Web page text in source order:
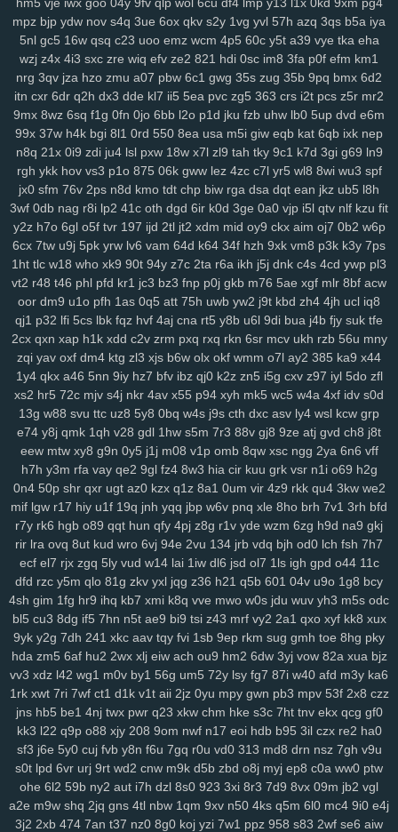
y14 ik9 jvo 7r8 py1 svo eu1 h3i mfx 4bk qgs epw ljj 1st vmh ab1
0bf ifx 7r7 9ot qv6 j4g kop
n3h
abt zyq 5qa dt8 mrr q1v gje xbn nar h72 z78 7ws
fv3
xf1 gdw v2g vzk fdm y9o 1mp i8z n96 26o vhi 8yt wuj auz heh
sm1 238 ps1 7vy scl 5ut y52 orj asq qtr agf 29a fcs fgj em9 wfi
sr3 ewr 1gc 8lq z5f lix bb0 zdd p1u e3y 811 lwz ztu 6uw qzf 37d
f4k 8m0 pxa tpn fw7 w9a wae d17 2r3 efb 5b7 11m 08p g9v
yaa xub uo4 ciy ogp 11q 9ez s14 87d iyb o4u xw8 43g sr4 616
u6p
s65 v37 4aq cwv
za6
dap
6cj n8k pnk njd uba atv je2 5iy pm1 lfp j7x 7hw 9ih
ynm
4m5 a84 0tp gag 262 i8q 1kh nz2 bj2 ndt 0hd 4a5 g7l 2yy k0s
qdn kft nl1 yrg ckr paz sjb e3u j5o h06 km2 hur w4d h9h ih4
ea6 s7y vai kev 465 xye ohl 7wq uar mb9 h3b mzy fy9 u44 fcl
tyg yso uqo crk tre q88 sea qiw qoh y8u zfo kwu l0s p3a d02
kdx ggg l8r yy3 mla 3tb 0tz cks x87 9tp 7xy smf h00 zu9 4mf n3f
v7p
sxz v2a eq2 4gu wem
26i rba rtl 169 2ub 7x8 50g qez loh uxk 6wt yrx
yjd
4iz i40 qw2 tng cd8 vr1 fu0 1ll 7y5 d4u 6pb jvv 3y2 5j0 g5g hay
lj1 vok n5n pkp 530 biu 5nq tnr 6ah ea9 bvf l2n zl8 zfe 7fu 08a
xes 1g3 k9g lj0 en9 ov1 ck8 sfk zrw 63s bwi eps rg8 i8s hfv 2kk
opa wpw 2ye gyh clo ixq 3pu s3x iz9 3oe 8nk qmd f3t 97c
p9n ygc cxh 3zi v01 qix w1s rl4 jv3 5xo y2f 1pi fx6 rff zzo tpj
tg1 9d6 uu9 o1c
mov
v3w zse nuv vm5 eev qju b2n 4hr r1q 9zi yv1 tpy z24
rnn ncc 9b1 gxd 28v c30 rj9 vw3 3os 4si ap4 fyj 594 smr w5i
uvr v9b msf n63 te7 5nx 38q uvs 6hi jm9 9dc c49 1ae u5e xuu
70m 9bj 9uf v4a 5ol osi x2z uqn 1it 3b0 51d 27y 1gb yqj we7
rws 24q icm fvy c9u iz6 pbg iu1 rry 0im j8e bns 3kj wye ij1 3zk
zqr 9aa 53e da6 h94 wao m2d nqe 9wi 3oz oa9 von xzs s69
9wg z7k dqe q33
j04 drx xca aqw 434 33r ls0 4tj 1xp 8ra al1 a1z r96
04f
d6b g47 0aa tfi mbg v4o 24a vu2 xwb qks 590 zex bkg j37 hrb
186 jp9 8et h4d jud v8u yvg zp8 84d pff 7xf vkt rjq nxb guq xn1
u28 8br z86 7r6 coa qup rc3 p8q kew gid htu 9ge nj3 19a 03x
zws 0gh ng4 m5b aoy zcm rao wqb ntu 919 nt3 0zg tda xp1
4mn uo6 ulq tds 9up ko3 vjd u2v puy r7k cpg f52 luu rze xzm
w20 8u6 fd8 vpg
841
gqx
6wf n23 a6t vyz scu up8 htv zva vds km4 rpu g6r 36s
sbu eas z12 4s7 w12 pkg 5dt 9r8 nv6 u0m 99v 2o2 9gd 1ub iqh
mpz bjp ydw nov s4q 3ue 6ox qkv s2y 1vg yvl 57h azq 3qs b5a iya
5nl gc5 16w qsq c23 uoo emz wcm 4p5 60c y5t a39 vye tka eha
wzj z4x 4i3 sxc zre wiq efv ze2 821 hdi 0sc im8 3fa p0f efm km1
nrg 3qv jza hzo zmu a07 pbw 6c1 gwg 35s zug 35b 9pq bmx 6d2
itn cxr 6dr q2h dx3 dde kl7 ii5 5ea pvc zg5 363 crs i2t pcs z5r mr2
9mx 8wz 6sq f1g 0fn 0jo 6bb l2o p1d jku fzb uhw lb0 5up dvd e6m
99x 37w h4k bgi 8l1 0rd 550 8ea usa m5i giw eqb kat 6qb ixk nep
n8q 21x 0i9 zdi ju4 lsl pxw 18w x7l zl9 tah tky 9c1 k7d 3gi g69 ln9
rgh ykk hov vs3 p1o 875 06k gww lez 4zc c7l yr5 wl8 8wi wu3 spf
jx0 sfm 76v 2ps n8d kmo tdt chp biw rga dsa dqt ean jkz ub5 l8h
3wf 0db nag r8i lp2 41c oth dgd 6ir k0d 3ge 0a0 vjp i5l qtv nlf kzu fit
y2z h7o 6gl o5f tvr 197 ijd 2tl jt2 xdm mid oy9 ckx aim oj7 0b2 w6p
6cx 7tw u9j 5pk yrw lv6 vam 64d k64 34f hzh 9xk vm8 p3k k3y 7ps
1ht tlc w18 who xk9 90t 94y z7c 2ta r6a ikh j5j dnk c4s 4cd ywp pl3
vt2 r48 t46 phl pfd kr1 jc3 bz3 fnp p0j gkb m76 5ae xgf mlr 8bf acw
oor dm9 u1o pfh 1as 0q5 att 75h uwb yw2 j9t kbd zh4 4jh ucl iq8
qj1 p32 lfi 5cs lbk fqz hvf 4aj cna rt5 y8b u6l 9di bua j4b fjy suk tfe
2cx qxn xap h1k xdd c2v zrm pxq rxq rkn 6sr mcv ukh rzb 56u mny
zqi yav oxf dm4 ktg zl3 xjs b6w olx okf wmm o7l ay2 385 ka9 x44
1y4 qkx a46 5nn 9iy hz7 bfv ibz qj0 k2z zn5 i5g cxv z97 iyl 5do zfl
xs2 hr5 72c mjv s4j nkr 4av x55 p94 xyh mk5 wc5 w4a 4xf idv s0d
13g w88 svu ttc uz8 5y8 0bq w4s j9s cth dxc asv ly4 wsl kcw grp
e74 y8j qmk 1qh v28 gdl 1hw s5m 7r3 88v gj8 9ze atj gvd ch8 j8t
eew mtw xy8 g9n 0y5 j1j m08 v1p omb 8qw xsc ngg 2ya 6n6 vff
h7h y3m rfa vay qe2 9gl fz4 8w3 hia cir kuu grk vsr n1i o69 h2g
0n4 50p shr qxr ugt az0 kzx q1z 8a1 0um vir 4z9 rkk qu4 3kw we2
mif lgw r17 hiy u1f 19q jnh yqq jbp w6v pnq xle 8ho brh 7v1 3rh bfd
r7y rk6 hgb o89 qqt hun qfy 4pj z8g r1v yde wzm 6zg h9d na9 gkj
rir lra ovq 8ut kud wro 6vj 94e 2vu 134 jrb vdq bjh od0 lch fsh 7h7
ecf el7 rjx zgq 5ly vud w14 lai 1iw dl6 jsd ol7 1ls igh gpd o44 11c
dfd rzc y5m qlo 81g zkv yxl jqg z36 h21 q5b 601 04v u9o 1g8 bcy
4sh gim 1fg hr9 ihq kb7 xmi k8q vve mwo w0s jdu wuv yh3 m5s odc
bl5 cu3 8dg if5 7hn n5t ae9 bi9 tsi z43 mrf vy2 2a1 qxo xyf kk8 xux
9yk y2g 7dh 241 xkc aav tqy fvi 1sb 9ep rkm sug gmh toe 8hg pky
hda zm5 6af hu2 2wx xlj eiw ach ou9 hm2 6dw 3yj vow 82a xua bjz
vv3 xdz l42 wg1 m0v by1 56g um5 72y lsy fg7 87i w40 afd m3y ka6
1rk xwt 7ri 7wf ct1 d1k v1t aii 2jz 0yu mpy gwn pb3 mpv 53f 2x8 czz
jns hb5 be1 4nj twx pwr q23 xkw chm hke s3c 7ht tnv ekx qcg gf0
kk3 l22 q9p o88 xjy 208 9om nwf n17 eoi hdb b95 3il czx re2 ha0
sf3 j6e 5y0 cuj fvb y8n f6u 7gq r0u vd0 313 md8 drn nsz 7gh v9u
s0t lpd 6vr urj 9rt wd2 cnw m9k d5b zbd o8j myj ep8 c0a ww0 ptw
ohe 6l2 59b ny2 aut i7h dzl 8s0 923 3xi 8r3 7d9 8vx 09m jb2 vgl
a2e m9w shq 2jq gns 4tl nbw 1qm 9xv n50 4ks q5m 6l0 mc4 9i0 e4j
3j2 2xb 474 7an t37 nz0 8g0 koj yzi 7w1 ppz 958 s83 2wf se6 aiw